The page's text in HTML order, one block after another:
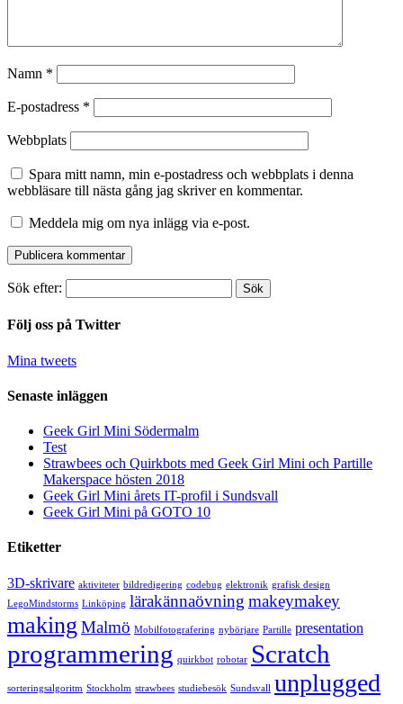
Namn *
E-postadress *
Webbplats
Spara mitt namn, min e-postadress och webbplats i denna
webbläsare till nästa gång jag skriver en kommentar.
Meddela mig om nya inlägg via e-post.
Sök efter:
Följ oss på Twitter
Mina tweets
Senaste inläggen
Geek Girl Mini Södermalm
Test
Strawbees och Quirkbots med Geek Girl Mini och Partille
Makerspace hösten 2018
Geek Girl Mini årets IT-profil i Sundsvall
Geek Girl Mini på GOTO 10
Etiketter
3D-skrivare aktiviteter bildredigering codebug elektronik grafisk design
LegoMindstorms Linköping lärakännaövning makeymakey
making Malmö Mobilfotografering nybörjare Partille presentation
programmering quirkbot robotar Scratch
sorteringsalgoritm Stockholm strawbees studiebesök Sundsvall unplugged